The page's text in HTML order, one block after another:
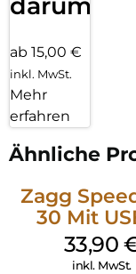
ab 15,00 €
inkl. MwSt.
Mehr
erfahren
Ähnliche
Zagg
30 Mit
Kabel
33,90
inkl. MwSt.